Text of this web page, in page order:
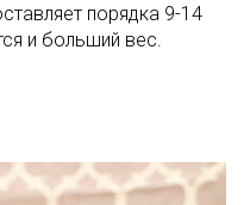
порядка 9-14
и больший вес.